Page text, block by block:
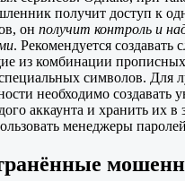
получит доступ к
он получит контроль и
. Рекомендуется создавать
из комбинации
символов. Для
необходимо создавать
аккаунта и хранить их
менеджеры